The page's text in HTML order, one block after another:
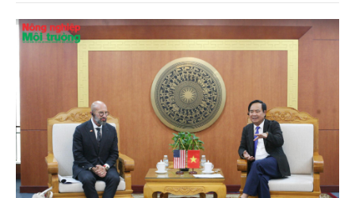
trọng. Tạp chí Nông nghiệp và Môi trường trân trọng
giới thiệu toàn văn bài phát biểu của đồng chí Tổng
Bí thư, Chủ tịch nước.